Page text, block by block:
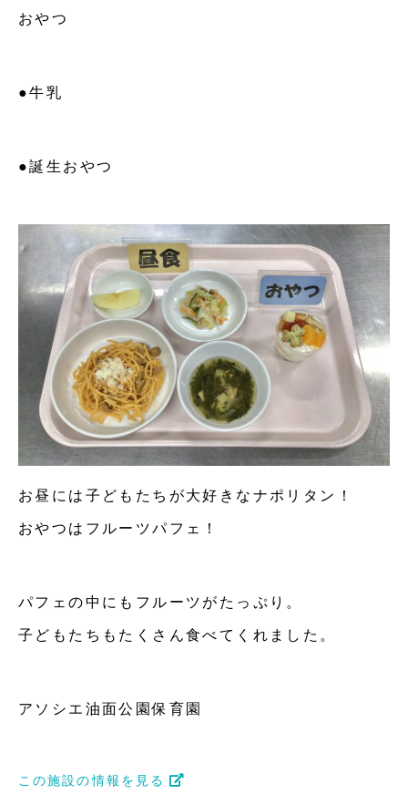
おやつ
●牛乳
●誕生おやつ
お昼には子どもたちが大好きなナポリタン！
おやつはフルーツパフェ！
パフェの中にもフルーツがたっぷり。
子どもたちもたくさん食べてくれました。
アソシエ油面公園保育園
この施設の情報を見る